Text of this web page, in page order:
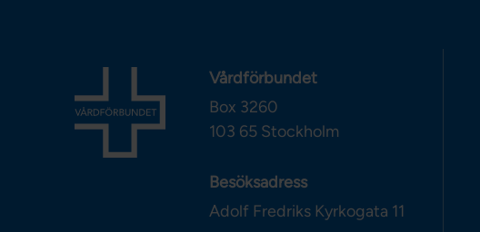
Vårdförbundet
Box 3260
103 65 Stockholm
Besöksadress
Adolf Fredriks Kyrkogata 11